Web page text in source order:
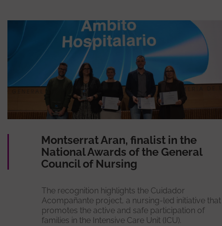
Montserrat Aran, finalist in the
National Awards of the General
Council of Nursing
The recognition highlights the Cuidador
Acompañante project, a nursing-led initiative that
promotes the active and safe participation of
families in the Intensive Care Unit (ICU).